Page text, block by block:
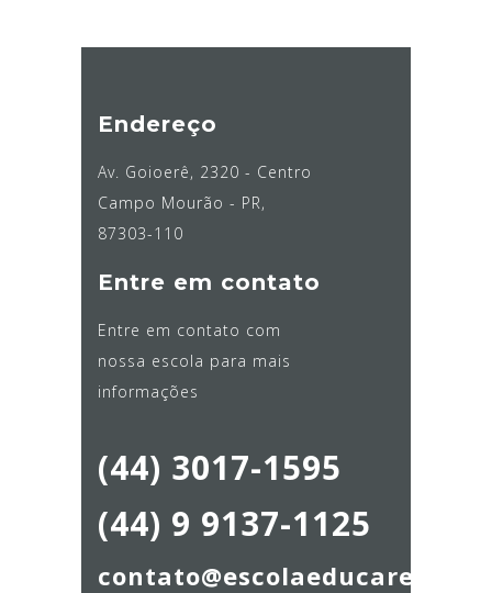
Endereço
Av. Goioerê, 2320 - Centro
Campo Mourão - PR,
87303-110
Entre em contato
Entre em contato com
nossa escola para mais
informações
(44) 3017-1595
(44) 9 9137-1125